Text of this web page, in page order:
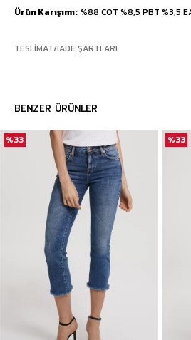
Ürün Karışımı %88 COT %8,5 PBT %3,5
TESLIMAT/İADE ŞARTLARI
BENZER ÜRÜNLER
%33 %33